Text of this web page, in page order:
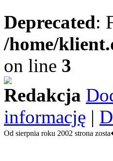
Deprecated:
/home/
on line 3
Redakcja
informację |
Od sierpnia roku 2002 strona